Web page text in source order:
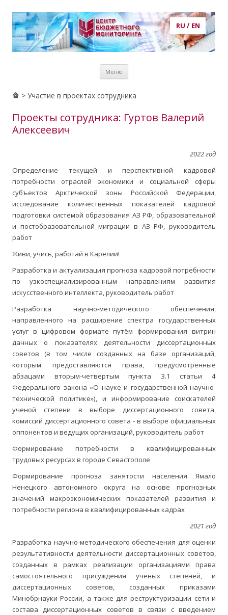
RU / EN
потребности в кадрах, рынок труда, образование, публикации,
Меню
> Участие в проектах сотрудника
Проекты сотрудника: Гуртов Валерий
Алексеевич
2022 год
Определение текущей и перспективной кадровой
потребности отраслей экономики и социальной сферы
субъектов Арктической зоны Российской Федерации,
исследование количественных показателей кадровой
подготовки системой образования АЗ РФ, образовательной
и постобразовательной миграции в АЗ РФ, руководитель
работ
Живи, учись, работай в Карелии!
Разработка и актуализация прогноза кадровой потребности
по узкоспециализированным направлениям развития
искусственного интеллекта, руководитель работ
Разработка научно-методического обеспечения,
направленного на расширение спектра государственных
услуг в цифровом формате путём формирования витрин
данных о показателях деятельности диссертационных
советов (в том числе созданных на базе организаций,
которым предоставляются права, предусмотренные
абзацами вторым-четвертым пункта 3.1 статьи 4
Федерального закона «О науке и государственной научно-
технической политике»), и информирование соискателей
ученой степени в выборе диссертационного совета,
комиссий диссертационного совета - в выборе официальных
оппонентов и ведущих организаций, руководитель работ
Формирование потребности в квалифицированных
трудовых ресурсах в городе Севастополе
Формирование прогноза занятости населения Ямало
Ненецкого автономного округа на основе прогнозных
значений макроэкономических показателей развития и
потребности региона в квалифицированных кадрах
2021 год
Разработка научно-методического обеспечения для оценки
результативности деятельности диссертационных советов,
созданных в рамках реализации организациями права
самостоятельного присуждения ученых степеней, и
диссертационных советов, созданных приказами
Минобрнауки России, а также для реструктуризации сети и
состава диссертационных советов в связи с введением